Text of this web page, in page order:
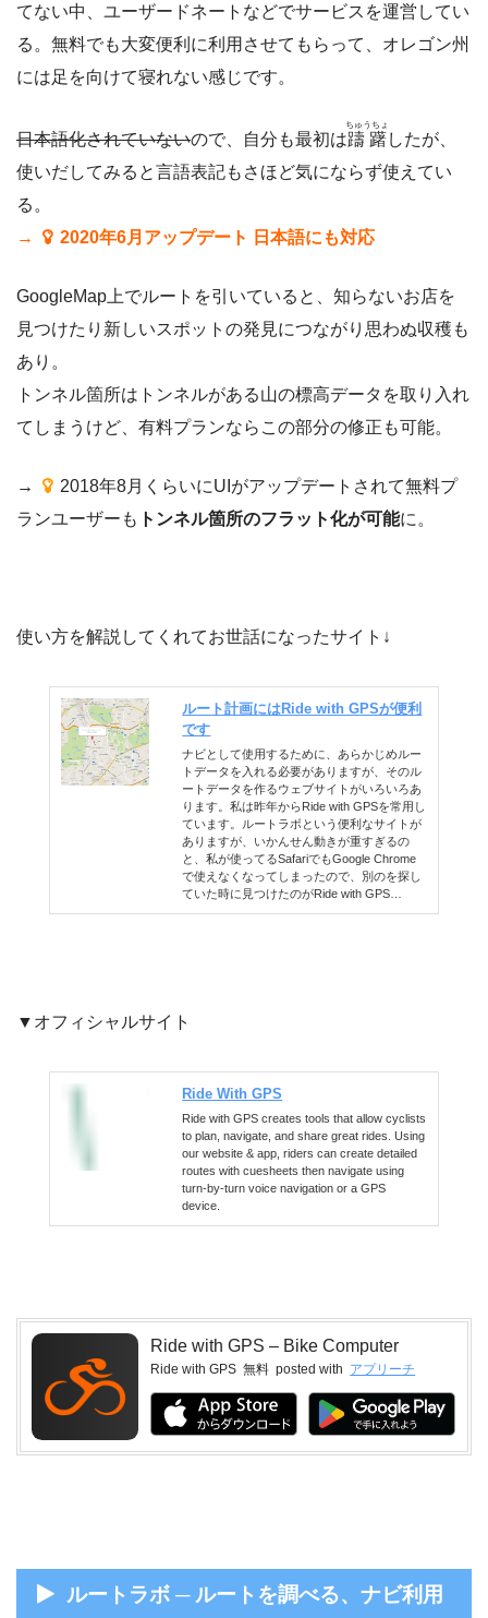
てない中、ユーザードネートなどでサービスを運営してい
る。無料でも大変便利に利用させてもらって、オレゴン州
には足を向けて寝れない感じです。
日本語化されていないので、自分も最初は躊躇
ちゅうちょ
したが、
使いだしてみると言語表記もさほど気にならず使えてい
る。
→
2020年6月アップデート 日本語にも対応
GoogleMap上でルートを引いていると、知らないお店を
見つけたり新しいスポットの発見につながり思わぬ収穫も
あり。
トンネル箇所はトンネルがある山の標高データを取り入れ
てしまうけど、有料プランならこの部分の修正も可能。
→
2018年8月くらいにUIがアップデートされて無料プ
ランユーザーも トンネル箇所のフラット化が可能に。
使い方を解説してくれてお世話になったサイト↓
ルート計画にはRide with GPSが便利
です
ナビとして使用するために、あらかじめルー
トデータを入れる必要がありますが、そのル
ートデータを作るウェブサイトがいろいろあ
ります。私は昨年からRide with GPSを常用し
ています。ルートラボという便利なサイトが
ありますが、いかんせん動きが重すぎるの
と、私が使ってるSafariでもGoogle Chrome
で使えなくなってしまったので、別のを探し
ていた時に見つけたのがRide with GPS…
▼オフィシャルサイト
Ride With GPS
Ride with GPS creates tools that allow cyclists
to plan, navigate, and share great rides. Using
our website & app, riders can create detailed
routes with cuesheets then navigate using
turn-by-turn voice navigation or a GPS
device.
Ride with GPS – Bike Computer
Ride with GPS 無料 posted with アプリーチ
ルートラボ ─ ルートを調べる、ナビ利用